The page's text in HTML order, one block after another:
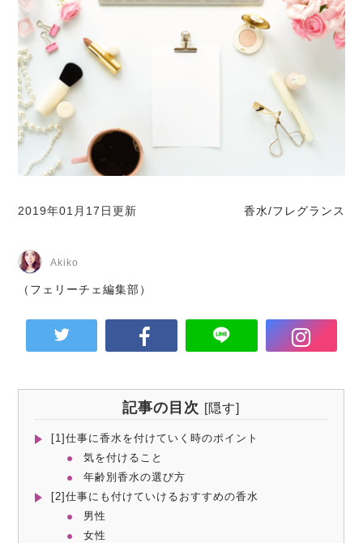
2019年01月17日更新 香水/フレグランス
Akiko
（フェリーチェ編集部）
記事の目次 [隠す]
[1]仕事に香水を付けていく時のポイント
気を付けること
年齢別香水の選び方
[2]仕事にも付けていけるおすすめの香水
男性
女性